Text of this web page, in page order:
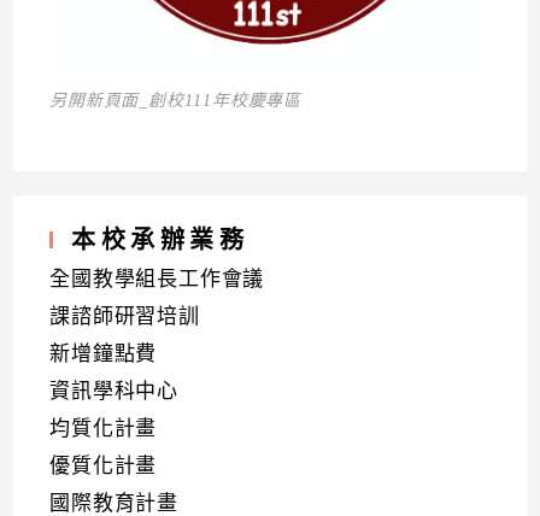
另開新頁面_創校111年校慶專區
本校承辦業務
全國教學組長工作會議
課諮師研習培訓
新增鐘點費
資訊學科中心
均質化計畫
優質化計畫
國際教育計畫